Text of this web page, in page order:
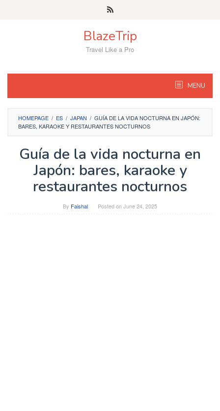
BlazeTrip
Travel Like a Pro
MENU
HOMEPAGE / ES / JAPAN / GUÍA DE LA VIDA NOCTURNA EN JAPÓN:
BARES, KARAOKE Y RESTAURANTES NOCTURNOS
Guía de la vida nocturna en
Japón: bares, karaoke y
restaurantes nocturnos
By Faishal Posted onJune 24, 2025